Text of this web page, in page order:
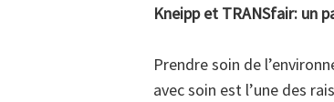
Kneipp et TRANSfair: un
Prendre soin de
avec soin est l’une des